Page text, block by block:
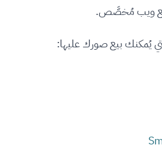
ويب مُخصَّص.
يُمكنك بيع صورك عليها: